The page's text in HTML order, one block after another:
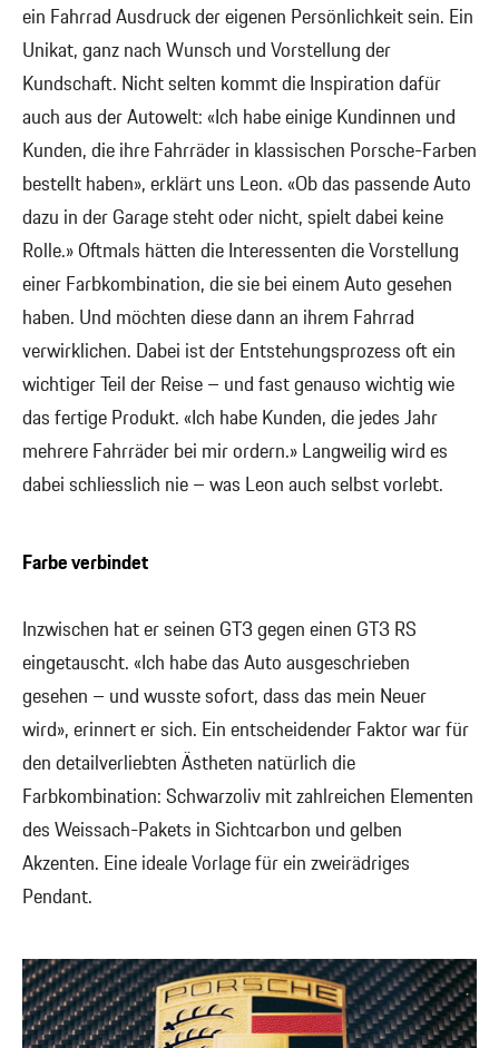
ein Fahrrad Ausdruck der eigenen Persönlichkeit sein. Ein
Unikat, ganz nach Wunsch und Vorstellung der
Kundschaft. Nicht selten kommt die Inspiration dafür
auch aus der Autowelt: «Ich habe einige Kundinnen und
Kunden, die ihre Fahrräder in klassischen Porsche-Farben
bestellt haben», erklärt uns Leon. «Ob das passende Auto
dazu in der Garage steht oder nicht, spielt dabei keine
Rolle.» Oftmals hätten die Interessenten die Vorstellung
einer Farbkombination, die sie bei einem Auto gesehen
haben. Und möchten diese dann an ihrem Fahrrad
verwirklichen. Dabei ist der Entstehungsprozess oft ein
wichtiger Teil der Reise – und fast genauso wichtig wie
das fertige Produkt. «Ich habe Kunden, die jedes Jahr
mehrere Fahrräder bei mir ordern.» Langweilig wird es
dabei schliesslich nie – was Leon auch selbst vorlebt.
Farbe verbindet
Inzwischen hat er seinen GT3 gegen einen GT3 RS
eingetauscht. «Ich habe das Auto ausgeschrieben
gesehen – und wusste sofort, dass das mein Neuer
wird», erinnert er sich. Ein entscheidender Faktor war für
den detailverliebten Ästheten natürlich die
Farbkombination: Schwarzoliv mit zahlreichen Elementen
des Weissach-Pakets in Sichtcarbon und gelben
Akzenten. Eine ideale Vorlage für ein zweirädriges
Pendant.